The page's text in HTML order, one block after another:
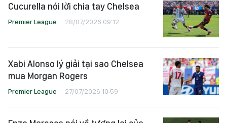
Cucurella nói lời chia tay Chelsea
Premier League 28/07/2026 09:12
Xabi Alonso lý giải tại sao Chelsea
mua Morgan Rogers
Premier League 27/07/2026 10:59